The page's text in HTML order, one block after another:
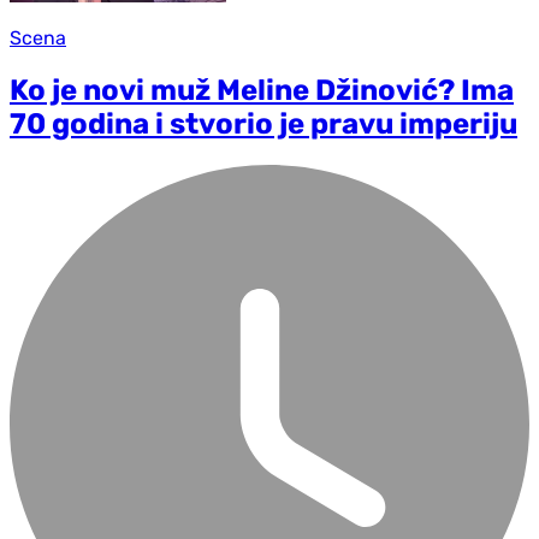
Scena
Ko je novi muž Meline Džinović? Ima
70 godina i stvorio je pravu imperiju